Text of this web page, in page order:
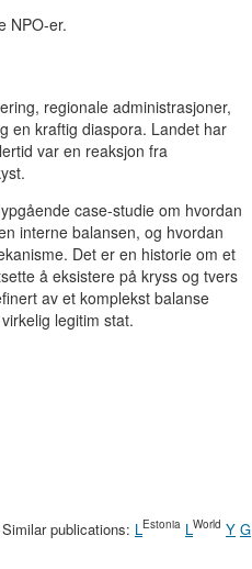
NPO-er.
regionale administrasjoner,
en kraftig diaspora. Landet har
var en reaksjon fra
case-studie om hvordan
interne balansen, og hvordan
Det er en historie om et
å eksistere på kryss og tvers
av et komplekst balanse
legitim stat.
Similar publications: LEstonia LWorld Y G